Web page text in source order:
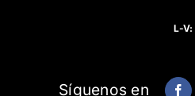
L-V:
Síguenos en